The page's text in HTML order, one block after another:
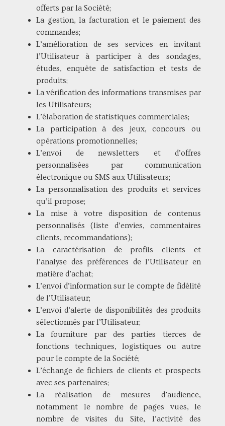
offerts par la Société;
La gestion, la facturation et le paiement des
commandes;
L’amélioration de ses services en invitant
l’Utilisateur à participer à des sondages,
études, enquête de satisfaction et tests de
produits;
La vérification des informations transmises par
les Utilisateurs;
L’élaboration de statistiques commerciales;
La participation à des jeux, concours ou
opérations promotionnelles;
L’envoi de newsletters et d’offres
personnalisées par communication
électronique ou SMS aux Utilisateurs;
La personnalisation des produits et services
qu’il propose;
La mise à votre disposition de contenus
personnalisés (liste d’envies, commentaires
clients, recommandations);
La caractérisation de profils clients et
l’analyse des préférences de l’Utilisateur en
matière d’achat;
L’envoi d’information sur le compte de fidélité
de l’Utilisateur;
L’envoi d’alerte de disponibilités des produits
sélectionnés par l’Utilisateur;
La fourniture par des parties tierces de
fonctions techniques, logistiques ou autre
pour le compte de la Société;
L’échange de fichiers de clients et prospects
avec ses partenaires;
La réalisation de mesures d’audience,
notamment le nombre de pages vues, le
nombre de visites du Site, l’activité des